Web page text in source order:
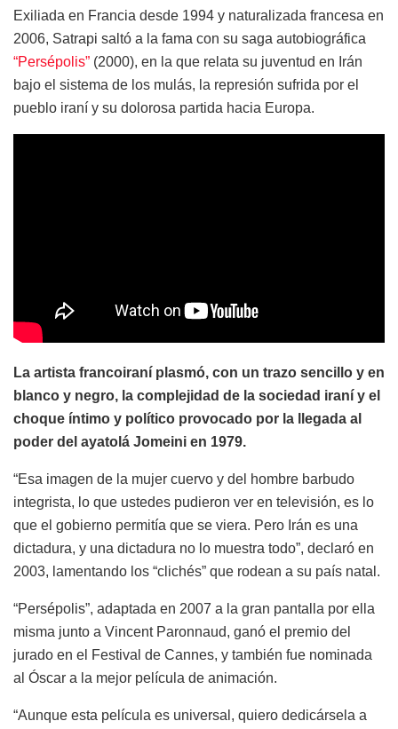
Exiliada en Francia desde 1994 y naturalizada francesa en
2006, Satrapi saltó a la fama con su saga autobiográfica
“Persépolis” (2000), en la que relata su juventud en Irán
bajo el sistema de los mulás, la represión sufrida por el
pueblo iraní y su dolorosa partida hacia Europa.
La artista francoiraní plasmó, con un trazo sencillo y en
blanco y negro, la complejidad de la sociedad iraní y el
choque íntimo y político provocado por la llegada al
poder del ayatolá Jomeini en 1979.
“Esa imagen de la mujer cuervo y del hombre barbudo
integrista, lo que ustedes pudieron ver en televisión, es lo
que el gobierno permitía que se viera. Pero Irán es una
dictadura, y una dictadura no lo muestra todo”, declaró en
2003, lamentando los “clichés” que rodean a su país natal.
“Persépolis”, adaptada en 2007 a la gran pantalla por ella
misma junto a Vincent Paronnaud, ganó el premio del
jurado en el Festival de Cannes, y también fue nominada
al Óscar a la mejor película de animación.
“Aunque esta película es universal, quiero dedicársela a